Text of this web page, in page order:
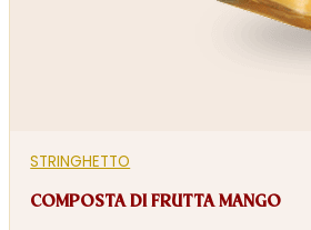
STRINGHETTO
COMPOSTA DI FRUTTA MANGO